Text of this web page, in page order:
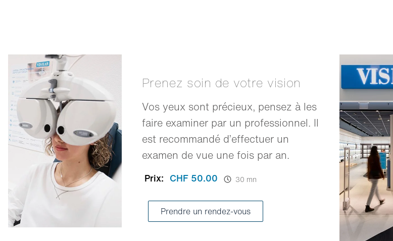
Prenez soin de votre vision
Vos yeux sont précieux, pensez à les
faire examiner par un professionnel. Il
est recommandé d’effectuer un
examen de vue une fois par an.
Prix: CHF 50.00 30 mn
Prendre un rendez-vous